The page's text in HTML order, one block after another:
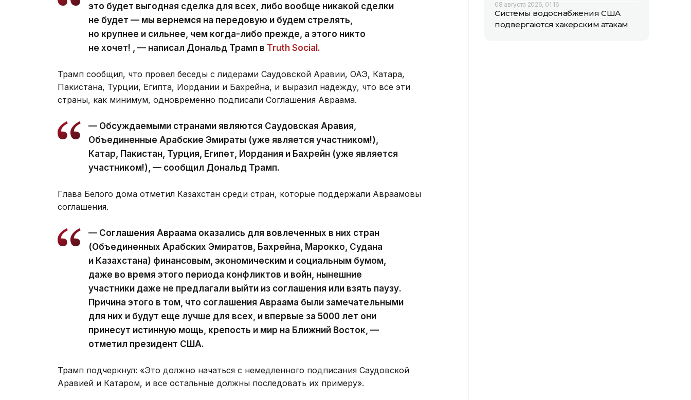
это будет выгодная сделка для всех, либо вообще никакой сделки
не будет — мы вернемся на передовую и будем стрелять,
но крупнее и сильнее, чем когда-либо прежде, а этого никто
не хочет! , — написал Дональд Трамп в Truth Social .
Трамп сообщил, что провел беседы с лидерами Саудовской Аравии, ОАЭ, Катара,
Пакистана, Турции, Египта, Иордании и Бахрейна, и выразил надежду, что все эти
страны, как минимум, одновременно подписали Соглашения Авраама.
— Обсуждаемыми странами являются Саудовская Аравия,
Объединенные Арабские Эмираты (уже является участником!),
Катар, Пакистан, Турция, Египет, Иордания и Бахрейн (уже является
участником!), — сообщил Дональд Трамп.
Глава Белого дома отметил Казахстан среди стран, которые поддержали Авраамовы
соглашения.
— Соглашения Авраама оказались для вовлеченных в них стран
(Объединенных Арабских Эмиратов, Бахрейна, Марокко, Судана
и Казахстана) финансовым, экономическим и социальным бумом,
даже во время этого периода конфликтов и войн, нынешние
участники даже не предлагали выйти из соглашения или взять паузу.
Причина этого в том, что соглашения Авраама были замечательными
для них и будут еще лучше для всех, и впервые за 5000 лет они
принесут истинную мощь, крепость и мир на Ближний Восток, —
отметил президент США.
Трамп подчеркнул: «Это должно начаться с немедленного подписания Саудовской
Аравией и Катаром, и все остальные должны последовать их примеру».
08 августа 2026, 01:16
Системы водоснабжения США
подвергаются хакерским атакам